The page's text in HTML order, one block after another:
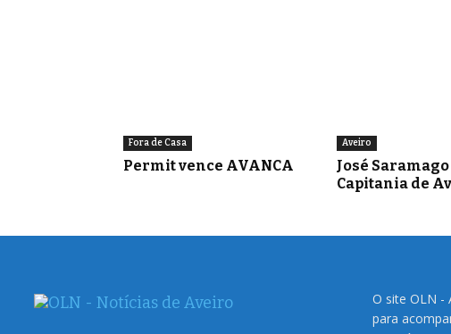
Fora de Casa
Permit vence AVANCA
Aveiro
José
Capitania de
O site OLN -
para